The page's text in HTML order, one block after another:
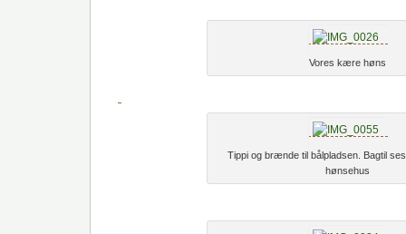
Vores kære høns
Tippi og brænde til bålpladsen. Bagtil
hønsehus